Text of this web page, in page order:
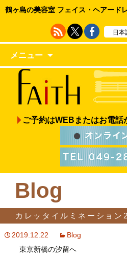
鶴ヶ島の美容室 フェイス・ヘアード
日本
メニュー
ご予約はWEBまたはお電
Blog
カレッタイルミネーション
2019.12.22
Blog
東京新橋の汐留へ